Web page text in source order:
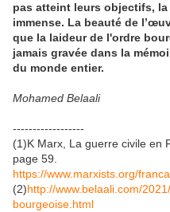
pas atteint leurs objectifs,
immense. La beauté de
que la laideur de l'ordre
jamais gravée dans la
du monde entier.
Mohamed Belaali
------------------
(1)K Marx, La guerre civile en
page 59.
https://www.marxists.org/
(2)http://www.belaali.com/
bourgeoise.html